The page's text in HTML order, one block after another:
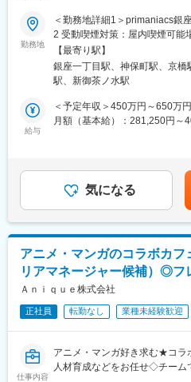
■当社の特徴：
当社は、ポケモンの関連グッ
の運営、イベント運営を展開し
（2025年3月現在）、海外2店
2016年にはインターネットシ
店舗出店を行い、世界中のフ
ルにお客様にお届けすること
の活動をしております。
変更の範囲：会社の定める業務
当社では、店舗数や商品ライン
店舗運営のさらなる体制強化
の運営方法や接客スタイルが
る場面もあり、お客様への体験
が生じやすい状況です。
そこで今回募集するSVには、
ャラクター体験」「接客」「売
です。
■業務内容
■具体的には：
単に商品を販売するのではなく
り」を実現する接客を現場へ浸
・複数店舗の運営統括
・店長育成／スタッフ育成
・店舗ごとの売上・体験分析
・導線・接客改善提案
勤務地
＜勤務地詳細1＞primaniacs銀
2 受動喫煙対策：屋内喫煙可能
所：東京都千代田区神田猿楽
寄駅：各線／神保町駅受動喫
囲：会社の定める事業所
【最寄り駅】
銀座一丁目駅、神保町駅、京
駅、新御茶ノ水駅
給与
＜予定年収＞450万円～650万
月額（基本給）：281,250円～
回（会社の業績及び人事評価
年収例：・560万円／月給35万
目安の金額であり、選考を通
給(月額)は固定手当を含めた表
気になる
アニメ・マンガのコラボカ
リアマネージャー候補）◎フ
Ａｎｉｑｕｅ株式会社
正社員 転勤なし 業種未経験歓迎
仕事内容
アニメ・マンガ好き求む★コラ
人材育成などをお任せ◇チーム